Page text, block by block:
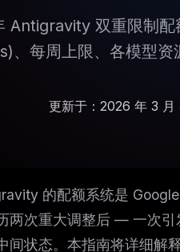
Antigravity 双重限制
、每周上限、各模型资
更新于：2026 年 3 月
的配额系统是
两次重大调整后 — 一次
间状态。本指南将详细解